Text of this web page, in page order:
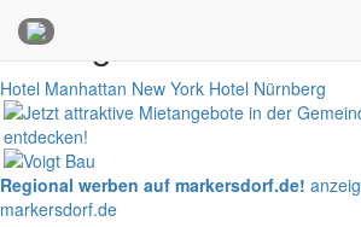
Anzeigen
Hotel Manhattan New York Hotel Nürnberg
Regional werben auf markersdorf.de!
markersdorf.de